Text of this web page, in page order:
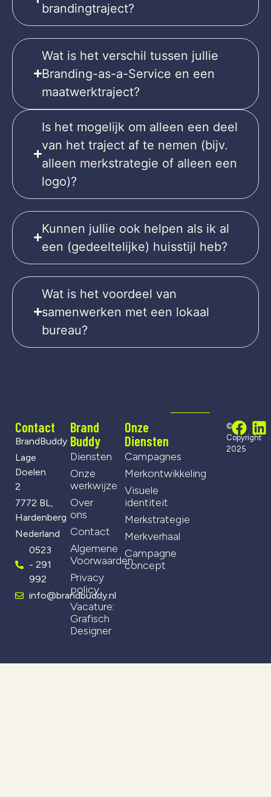
brandingtraject?
Wat is het verschil tussen jullie
Branding-as-a-Service en een
maatwerktraject?
Is het mogelijk om alleen een deel
van het traject af te nemen (bijv.
alleen merkstrategie of alleen een
logo)?
Kunnen jullie ook helpen als ik al
een (gedeeltelijke) huisstijl heb?
Wat is het voordeel van
samenwerken met een lokaal
bureau?
Contact
BrandBuddy
Lage
Doelen
2
7772 BL,
Hardenberg
Nederland
0523
- 291
992
info@brandbuddy.nl
Brand
Buddy
Diensten
Onze
werkwijze
Over
ons
Contact
Algemene
Voorwaarden
Privacy
policy
Vacature:
Grafisch
Designer
Onze
Diensten
Campagnes
Merkontwikkeling
Visuele
identiteit
Merkstrategie
Merkverhaal
Campagne
concept
©
Copyright
2025